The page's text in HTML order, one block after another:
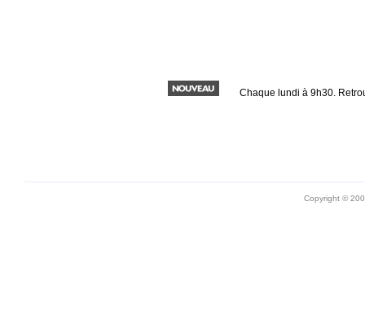
Chaque lundi à 9h30.
Copyright ©